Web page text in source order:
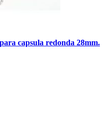
capsula redonda 28mm.